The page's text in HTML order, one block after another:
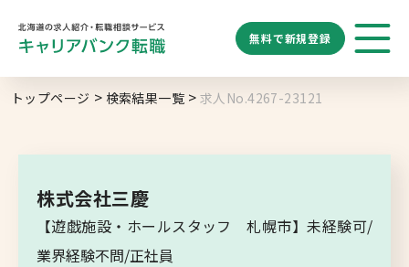
無料で新規登録
求人を探す ブックマーク
勤務地 業種 職種
札幌市
道央エリア
トップページ 検索結果一覧 求人No.4267-23121
株式会社三慶
【遊戯施設・ホールスタッフ 札幌市】未経験可/
業界経験不問/正社員